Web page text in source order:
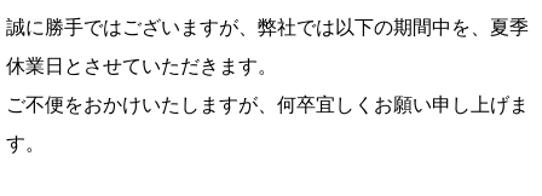
誠に勝手ではございますが、弊社では以下の期間中を、夏季
休業日とさせていただきます。
ご不便をおかけいたしますが、何卒宜しくお願い申し上げま
す。